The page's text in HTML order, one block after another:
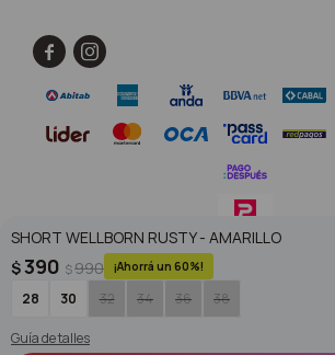
SHORT WELLBORN RUSTY - AMARILLO
$390 $990 60
28 30 32 34 36 38
Guía de talles
 
© Copyright 2026 / Superoutlet / FORTER S.A Rut